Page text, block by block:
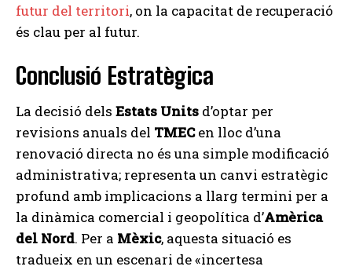
futur del territori, on la capacitat de recuperació
és clau per al futur.
Conclusió Estratègica
La decisió dels Estats Units d’optar per
revisions anuals del TMECen lloc d’una
renovació directa no és una simple modificació
administrativa; representa un canvi estratègic
profund amb implicacions a llarg termini per a
la dinàmica comercial i geopolítica d’Amèrica
del Nord. Per a Mèxic, aquesta situació es
tradueix en un escenari de «incertesa